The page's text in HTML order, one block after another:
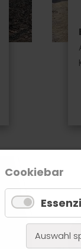
Cookiebar
Auswahl